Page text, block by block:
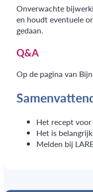
Onverwachte
en houdt eventuele
gedaan.
Q&A
Op de pagina van
Het recept
Het is
Melden bij